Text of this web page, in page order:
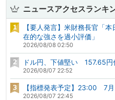
ニュースアクセスランキ
【要人発言】米財務長官「
在的な強さを過小評価」
2026/08/08 02:50
ドル円、下値堅い 157.65円
2026/08/07 22:52
【指標発表予定】23:00 7
2026/08/07 22:45